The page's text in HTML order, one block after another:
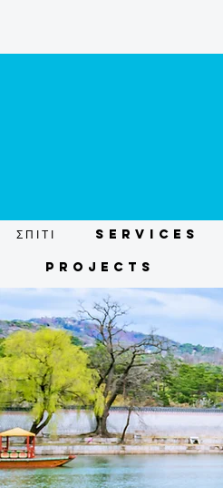
ΣΠΙΤΙ Services
Projects